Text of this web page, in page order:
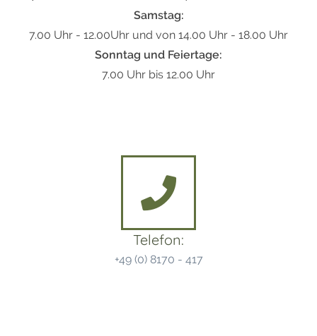
Samstag:
7.00 Uhr - 12.00Uhr und von 14.00 Uhr - 18.00 Uhr
Sonntag und Feiertage:
7.00 Uhr bis 12.00 Uhr
Telefon:
+49 (0) 8170 - 417